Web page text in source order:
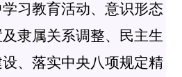
习教育活动、意识形态
隶属关系调整、民主生
、落实中央八项规定精